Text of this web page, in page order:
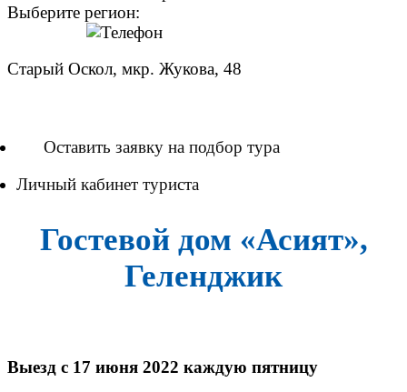
Выберите регион:
Старый Оскол, мкр. Жукова, 48
Оставить заявку на подбор тура
Личный кабинет туриста
Гостевой дом «Асият»,
Геленджик
Выезд с 17 июня 2022 каждую пятницу